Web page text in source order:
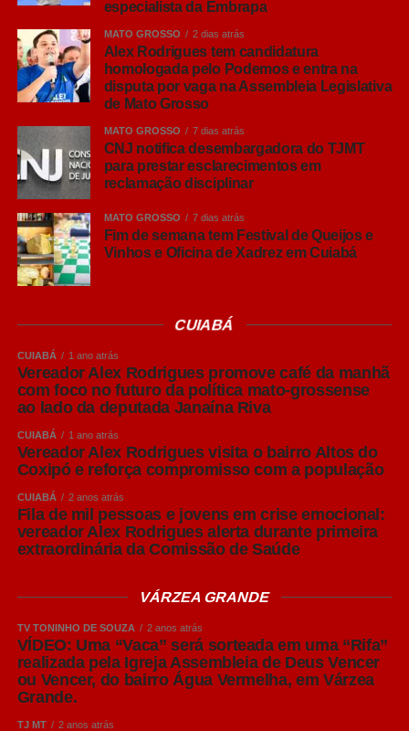
animais da mesma idade juntos, evitando que animais
mais velhos transmitam doenças aos mais jovens”,
explicou.
Leia Também: Operação prende
servidor da Funai e cacique por
propina de madeireiros e garimpeiros
O pesquisador ressaltou que o Brasil já possui um
elevado padrão sanitário na produção de suínos,
reconhecido internacionalmente, mas alertou que esse
resultado exige vigilância constante.
mantê-lo e buscar melhorias contínuas é ainda mais
desempenho, maior ganho de peso e melhores
resultados econômicos para o produtor”, afirmou.
enfrentam limitações estruturais e altos custos para
adequações completas, Amaral destacou que é possível
adotar medidas de manejo capazes de reduzir
significativamente os riscos sanitários.
Entre elas está a produção em lotes, organizando grupos
durante cada fase produtiva, respeitando o sistema “todos
vazio sanitário entre os lotes, permitindo a limpeza,
desinfecção e quebra do ciclo de transmissão de agentes
causadores de doenças.
“Nem sempre é possível construir novas instalações
especialista da Embrapa
MATO GROSSO 2 dias atrás
Alex Rodrigues tem candidatura
homologada pelo Podemos e entra na
disputa por vaga na Assembleia Legislativa
de Mato Grosso
MATO GROSSO 7 dias atrás
CNJ notifica desembargadora do TJMT
para prestar esclarecimentos em
reclamação disciplinar
MATO GROSSO 7 dias atrás
Fim de semana tem Festival de Queijos e
Vinhos e Oficina de Xadrez em Cuiabá
CUIABÁ
CUIABÁ 1 ano atrás
Vereador Alex Rodrigues promove café da manhã
com foco no futuro da política mato-grossense
ao lado da deputada Janaína Riva
CUIABÁ 1 ano atrás
Vereador Alex Rodrigues visita o bairro Altos do
Coxipó e reforça compromisso com a população
CUIABÁ 2 anos atrás
Fila de mil pessoas e jovens em crise emocional:
vereador Alex Rodrigues alerta durante primeira
extraordinária da Comissão de Saúde
VÁRZEA GRANDE
TV TONINHO DE SOUZA 2 anos atrás
VÍDEO: Uma “Vaca” será sorteada em uma “Rifa”
realizada pela Igreja Assembleia de Deus Vencer
ou Vencer, do bairro Água Vermelha, em Várzea
Grande.
TJ MT 2 anos atrás